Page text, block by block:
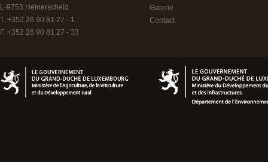
L-9753 Heinerscheid
T. +352 26 90 81 27 - 1
F. +352 26 90 81 27 - 33
Galerie
Contact